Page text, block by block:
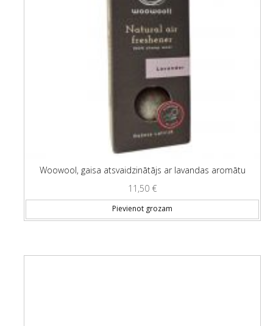
Woowool, gaisa atsvaidzinātājs ar lavandas aromātu
11,50 €
Pievienot grozam